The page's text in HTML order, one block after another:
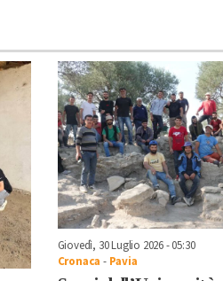
Giovedì, 30 Luglio 2026 - 05:30
Cronaca - Pavia